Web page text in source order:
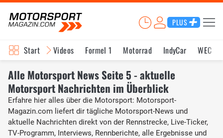
PLUS
Start Videos Formel 1 Motorrad IndyCar WEC
Alle Motorsport News Seite 5 - aktuelle
Motorsport Nachrichten im Überblick
Erfahre hier alles über die Motorsport: Motorsport-
Magazin.com liefert dir tägliche Motorsport-News und
aktuelle Nachrichten direkt von der Rennstrecke, Live-Ticker,
TV-Programm, Interviews, Rennberichte, alle Ergebnisse und